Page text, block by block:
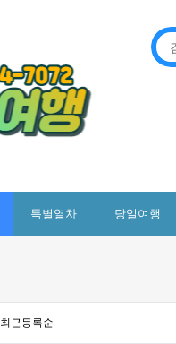
특별열차 당일여행
최근등록순